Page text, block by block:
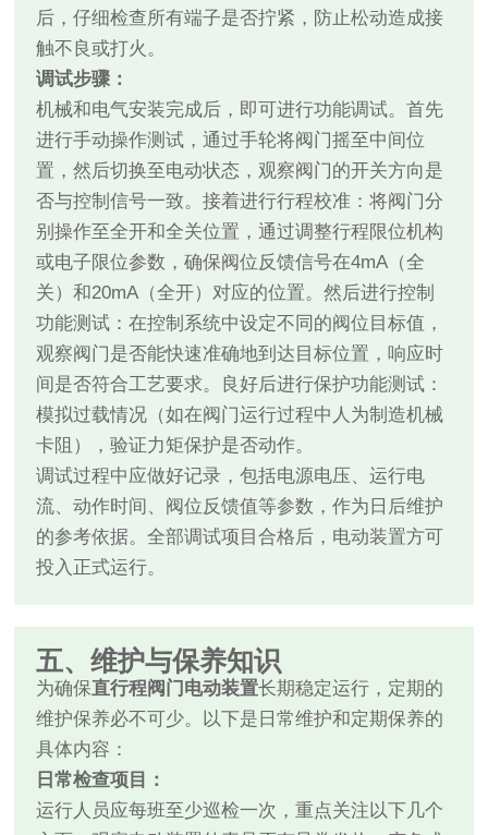
后，仔细检查所有端子是否拧紧，防止松动造成接
触不良或打火。
调试步骤：
机械和电气安装完成后，即可进行功能调试。首先
进行手动操作测试，通过手轮将阀门摇至中间位
置，然后切换至电动状态，观察阀门的开关方向是
否与控制信号一致。接着进行行程校准：将阀门分
别操作至全开和全关位置，通过调整行程限位机构
或电子限位参数，确保阀位反馈信号在4mA（全
关）和20mA（全开）对应的位置。然后进行控制
功能测试：在控制系统中设定不同的阀位目标值，
观察阀门是否能快速准确地到达目标位置，响应时
间是否符合工艺要求。良好后进行保护功能测试：
模拟过载情况（如在阀门运行过程中人为制造机械
卡阻），验证力矩保护是否动作。
调试过程中应做好记录，包括电源电压、运行电
流、动作时间、阀位反馈值等参数，作为日后维护
的参考依据。全部调试项目合格后，电动装置方可
投入正式运行。
五、维护与保养知识
为确保直行程阀门电动装置长期稳定运行，定期的
维护保养必不可少。以下是日常维护和定期保养的
具体内容：
日常检查项目：
运行人员应每班至少巡检一次，重点关注以下几个